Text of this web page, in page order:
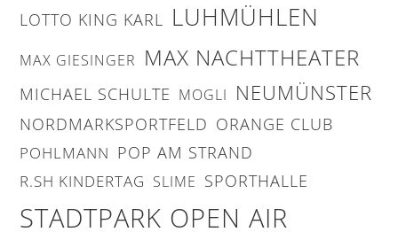
LOTTO KING KARL LUHMÜHLEN
MAX GIESINGER MAX NACHTTHEATER
MICHAEL SCHULTE MOGLI NEUMÜNSTER
NORDMARKSPORTFELD ORANGE CLUB
POHLMANN POP AM STRAND
R.SH KINDERTAG SLIME SPORTHALLE
STADTPARK OPEN AIR